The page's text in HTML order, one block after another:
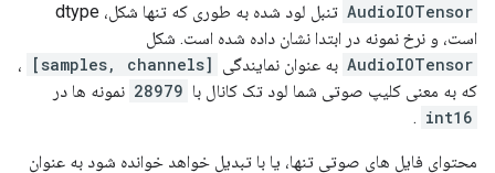
AudioIOTensor
تنبل لود شده به طوری که تنها شکل، dtype
است، و نرخ نمونه در ابتدا نشان داده شده است. شکل
AudioIOTensor به عنوان نمایندگی [samples, channels]
،
که به معنی کلیپ صوتی شما لود تک کانال با 28979 نمونه ها در
int16
.
محتوای فایل های صوتی تنها، یا با تبدیل خواهد خوانده شود به عنوان